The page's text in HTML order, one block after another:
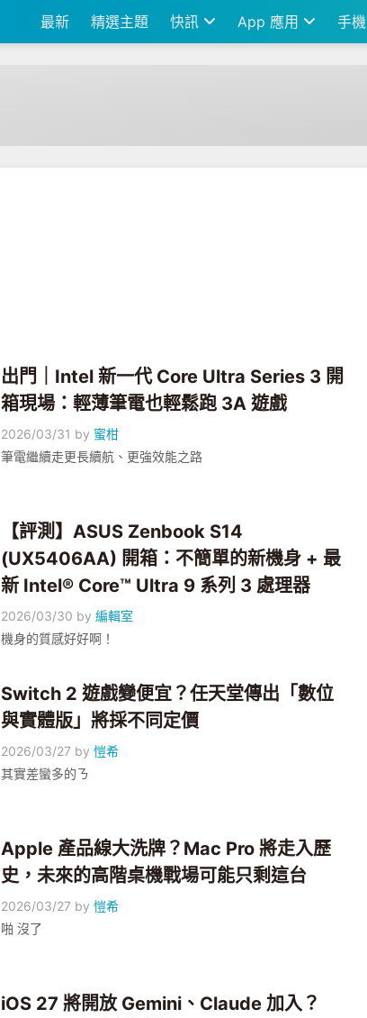
最新 精選主題 快訊 App 應用 手機
出門｜Intel 新一代 Core Ultra Series 3 開
箱現場：輕薄筆電也輕鬆跑 3A 遊戲
2026/03/31 by 蜜柑
筆電繼續走更長續航、更強效能之路
【評測】ASUS Zenbook S14
(UX5406AA) 開箱：不簡單的新機身 + 最
新 Intel® Core™ Ultra 9 系列 3 處理器
2026/03/30 by編輯室
機身的質感好好啊！
Switch 2 遊戲變便宜？任天堂傳出「數位
與實體版」將採不同定價
2026/03/27 by愷希
其實差蠻多的ㄋ
Apple 產品線大洗牌？Mac Pro 將走入歷
史，未來的高階桌機戰場可能只剩這台
2026/03/27 by愷希
啪 沒了
iOS 27 將開放 Gemini、Claude 加入？